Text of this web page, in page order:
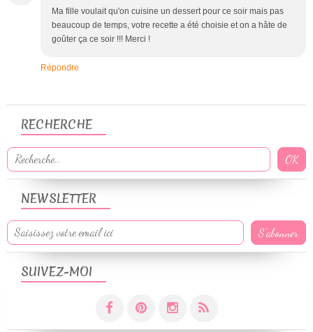
Ma fille voulait qu'on cuisine un dessert pour ce soir mais pas
beaucoup de temps, votre recette a été choisie et on a hâte de
goûter ça ce soir !!! Merci !
Répondre
NEWSLETTER
SUIVEZ-MOI
RECHERCHE